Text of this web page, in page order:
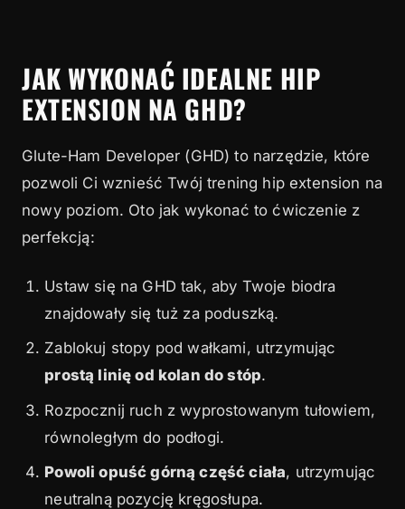
JAK WYKONAĆ IDEALNE HIP
EXTENSION NA GHD?
Glute-Ham Developer (GHD) to narzędzie, które
pozwoli Ci wznieść Twój trening hip extension na
nowy poziom. Oto jak wykonać to ćwiczenie z
perfekcją:
Ustaw się na GHD tak, aby Twoje biodra
znajdowały się tuż za poduszką.
Zablokuj stopy pod wałkami, utrzymując
prostą linię od kolan do stóp.
Rozpocznij ruch z wyprostowanym tułowiem,
równoległym do podłogi.
Powoli opuść górną część ciała, utrzymując
neutralną pozycję kręgosłupa.